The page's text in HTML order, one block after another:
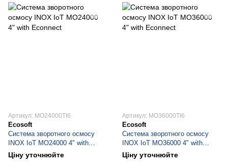
Артикул: MO24000TI6
Ecosoft
Система зворотного осмосу
INOX IoT МО24000 4" with
Econnect
Ціну уточнюйте
Артикул: MO36000TI6
Ecosoft
Система зворотного осмосу
INOX IoT МО36000 4" with
Econnect
Ціну уточнюйте